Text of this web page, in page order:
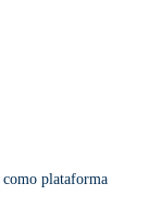
plataforma